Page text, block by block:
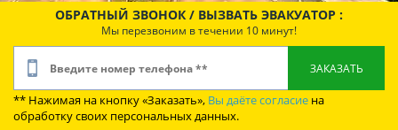
ОБРАТНЫЙ ЗВОНОК / ВЫЗВАТЬ ЭВАКУАТОР :
Мы перезвоним в течении 10 минут!
** Нажимая на кнопку «Заказать», Вы даёте согласие на
обработку своих персональных данных.